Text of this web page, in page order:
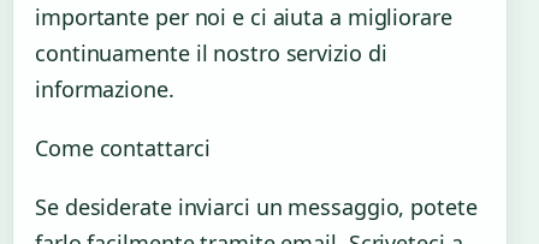
importante per noi e ci aiuta a migliorare
continuamente il nostro servizio di
informazione.
Come contattarci
Se desiderate inviarci un messaggio, potete